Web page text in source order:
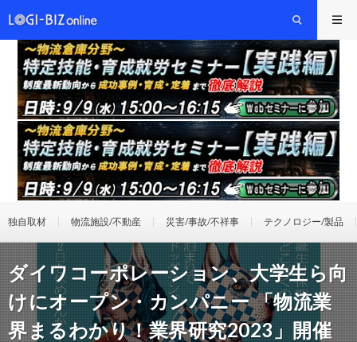
独自取材 物流施設/不動産 災害/事故/不祥事 テクノロジー/製品
ダイワコーポレーション、大学生ら向
けにオープン・カンパニー 「物流業
界まるわかり！業界研究2023」開催